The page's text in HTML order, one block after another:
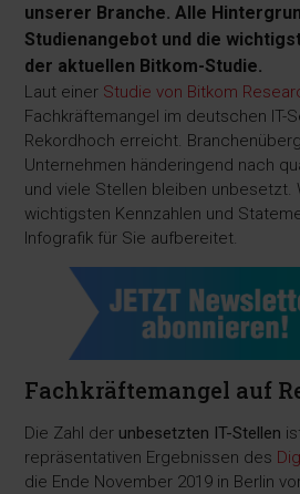
unserer Branche. Alle
Studienangebot und die
der aktuellen Bitkom-Studie.
Laut einer Studie von Bitkom
Fachkräftemangel im deutschen IT-
Rekordhoch erreicht.
Unternehmen händeringend nach
und viele Stellen bleiben unbesetzt.
wichtigsten Kennzahlen und
Infografik für Sie aufbereitet.
Fachkräftemangel auf
Die Zahl der unbesetzten IT-Stellen
repräsentativen Ergebnissen des
die Ende November 2019 in Berlin